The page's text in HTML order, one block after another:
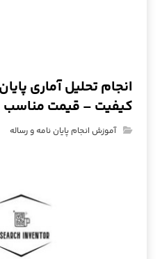
انجام تحلیل آماری
کیفیت – قیمت مناسب
آموزش انجام پایان نامه و رساله